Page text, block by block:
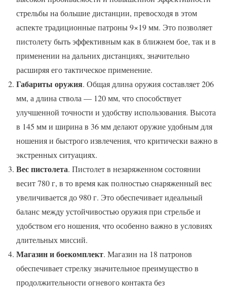
стрельбы на большие дистанции, превосходя в этом
аспекте традиционные патроны 9×19 мм. Это позволяет
пистолету быть эффективным как в ближнем бое, так и в
применении на дальних дистанциях, значительно
расширяя его тактическое применение.
Габариты оружия. Общая длина оружия составляет 206
мм, а длина ствола — 120 мм, что способствует
улучшенной точности и удобству использования. Высота
в 145 мм и ширина в 36 мм делают оружие удобным для
ношения и быстрого извлечения, что критически важно в
экстренных ситуациях.
Вес пистолета. Пистолет в незаряженном состоянии
весит 780 г, в то время как полностью снаряженный вес
увеличивается до 980 г. Это обеспечивает идеальный
баланс между устойчивостью оружия при стрельбе и
удобством его ношения, что особенно важно в условиях
длительных миссий.
Магазин и боекомплект. Магазин на 18 патронов
обеспечивает стрелку значительное преимущество в
продолжительности огневого контакта без